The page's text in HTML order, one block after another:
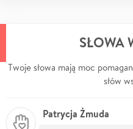
SŁOWA
Twoje słowa mają moc
słów
Patrycja Żmuda